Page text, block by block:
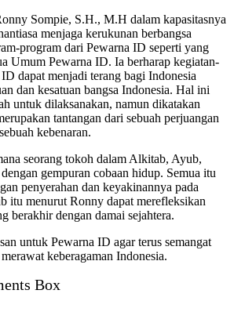
Sompie, S.H., M.H dalam kapasitasnya
menjaga kerukunan berbangsa
program dari Pewarna ID seperti yang
Umum Pewarna ID. Ia berharap kegiatan-
dapat menjadi terang bagi Indonesia
dan kesatuan bangsa Indonesia. Hal ini
untuk dilaksanakan, namun dikatakan
tantangan dari sebuah perjuangan
kebenaran.
seorang tokoh dalam Alkitab, Ayub,
gempuran cobaan hidup. Semua itu
penyerahan dan keyakinannya pada
itu menurut Ronny dapat merefleksikan
berakhir dengan damai sejahtera.
untuk Pewarna ID agar terus semangat
keberagaman Indonesia.
Box